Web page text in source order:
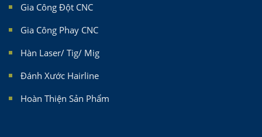
Gia Công Đột CNC
Gia Công Phay CNC
Hàn Laser/ Tig/ Mig
Đánh Xước Hairline
Hoàn Thiện Sản Phẩm